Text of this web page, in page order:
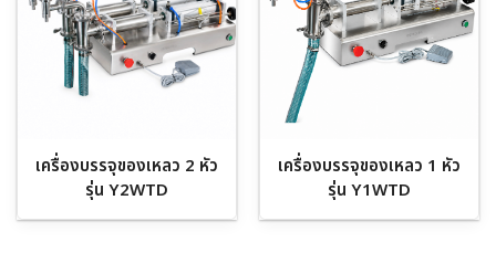
เครื่องบรรจุของเหลว 2 หัว
รุ่น Y2WTD
เครื่องบรรจุของเหลว 1 หัว
รุ่น Y1WTD